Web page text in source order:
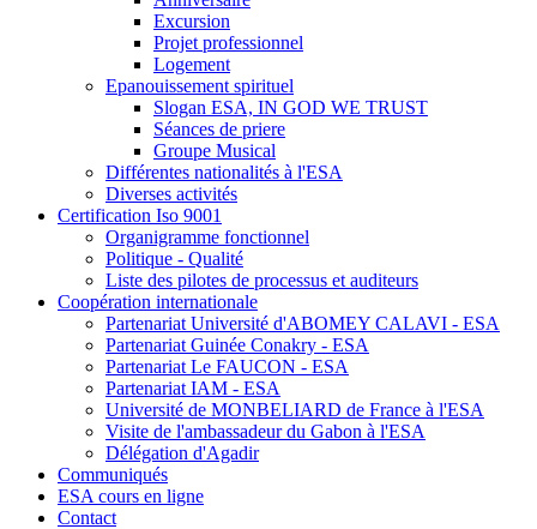
Excursion
Projet professionnel
Logement
Epanouissement spirituel
Slogan ESA, IN GOD WE TRUST
Séances de priere
Groupe Musical
Différentes nationalités à l'ESA
Diverses activités
Certification Iso 9001
Organigramme fonctionnel
Politique - Qualité
Liste des pilotes de processus et auditeurs
Coopération internationale
Partenariat Université d'ABOMEY CALAVI - ESA
Partenariat Guinée Conakry - ESA
Partenariat Le FAUCON - ESA
Partenariat IAM - ESA
Université de MONBELIARD de France à l'ESA
Visite de l'ambassadeur du Gabon à l'ESA
Délégation d'Agadir
Communiqués
ESA cours en ligne
Contact